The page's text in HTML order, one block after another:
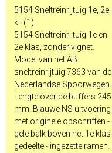
5154 Sneltreinrijtuig 1e, 2e
kl. (1)
5154 Sneltreinrijtuig 1e en
2e klas, zonder vignet.
Model van het AB
sneltreinrijtuig 7363 van de
Nederlandse Spoorwegen.
Lengte over de buffers 245
mm. Blauwe NS uitvoering
met originele opschriften -
gele balk boven het 1e klas
gedeelte - ingezette ramen.